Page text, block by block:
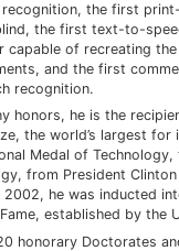
the first
the first text-to-
capable of recreating
and the first
recognition.
honors, he is the
the world’s largest for
Medal of Technology,
from President
2002, he was inducted
established by the
honorary Doctorates